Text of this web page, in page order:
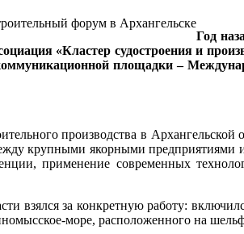
Год
«Кластер судостроения и
площадки –
производства в
крупными якорными
применение современных
взялся за конкретную работу:
море, расположенного на